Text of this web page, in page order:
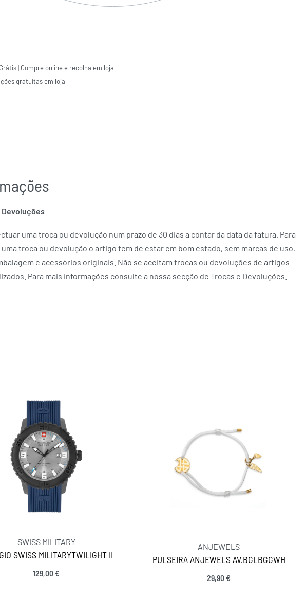
| Compre online e recolha em loja
gratuitas em loja
Devoluções
uma troca ou devolução num prazo de 30 dias a contar da data da fatura. Para
troca ou devolução o artigo tem de estar em bom estado, sem marcas de uso,
e acessórios originais. Não se aceitam trocas ou devoluções de artigos
Para mais informações consulte a nossa secção de Trocas e Devoluções.
SWISS MILITARY
SWISS MILITARYTWILIGHT II
129,00€
ANJEWELS
PULSEIRA ANJEWELS AV.BGLBGGWH
29,90€